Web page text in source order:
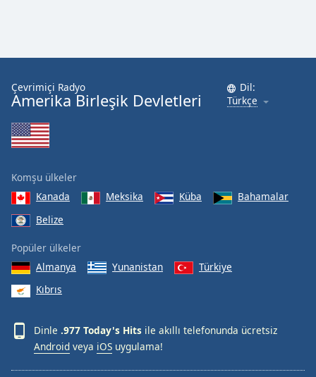
Çevrimiçi Radyo
Amerika Birleşik Devletleri
Dil:
Türkçe
Komşu ülkeler
Kanada
Meksika Küba
Bahamalar
Belize
Popüler ülkeler
Almanya
Yunanistan
Türkiye
Kıbrıs
Dinle .977 Today's Hits ile akıllı telefonunda ücretsiz
Android veya iOS uygulama!